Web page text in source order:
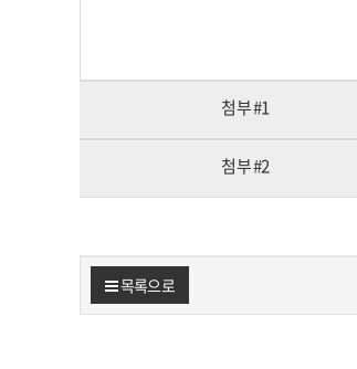
첨부 #1
첨부 #2
목록으로